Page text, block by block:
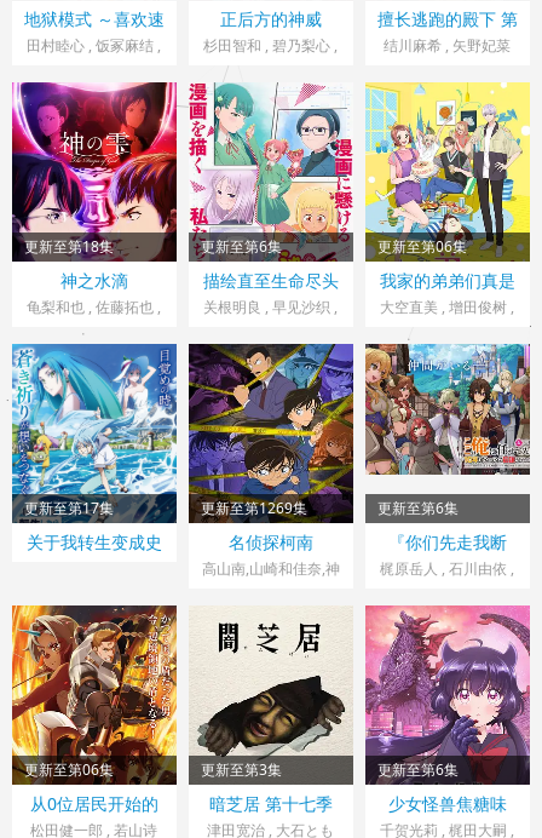
志 , 折笠富美子 , 白井
悠介 , 山下诚一郎 , 宫
小山茉美 , 山路和弘 ,
福原克己
日本> 日韩动漫
2026 导演：玉川真人
地狱模式 ～喜欢速
通游戏的玩家在废
第二季
田村睦心 , 饭冢麻结 ,
石川英郎 , 大原沙耶
香 , 小市真琴 , 杉田智
和 , 千叶翔也 , 三宅麻
理惠 , 大塚明夫 , 宫本
崇弘 , 樱井孝宏
日本> 日韩动漫
2026 导演：根岸弘
正后方的神威
杉田智和 , 碧乃梨心 ,
市道真央 , 相坂优歌 ,
井泽诗织
日本> 日韩动漫
2026 导演：山崎雄太
擅长逃跑的殿下 第
二季
结川麻希 , 矢野妃菜
弓 , 悠木碧 , 户谷菊之
介 , 中村悠一 , 小西克
幸
更新至第18集
日本> 日韩动漫
2026 导演：糸曾贤志
神之水滴
龟梨和也 , 佐藤拓也 ,
内田真礼 , 甲斐田裕
子 , 藤真秀 , 渡边美佐
, 内田夕夜 , 浦山迅 ,
银河万丈
更新至第6集
日本> 日韩动漫
2026 导演：赤城博昭
描绘直至生命尽头
关根明良 , 早见沙织 ,
日高范子 , 种崎敦美 ,
野上尤加奈 , 井上喜
久子
更新至第06集
日本> 日韩动漫
2026 导演：难波日登
我家的弟弟们真是
让您费心了
大空直美 , 增田俊树 ,
八代拓 , 小野贤章 , 寺
泽百花 , 小野大辅 , 远
藤绫
更新至第17集
日本> 日韩动漫
关于我转生变成史
更新至第1269集
日本> 日韩动漫
1996 导演：儿玉兼
人,于地纮仁
名侦探柯南
高山南,山崎和佳奈,神
美,山口胜平,田中秀
幸,岛本须美,绪方贤
一,堀川亮,松井菜樱
子,宫村优子,岩居由希
子,大谷育江,高木涉,
高岛雅罗,堀之纪,立木
文彦,小山茉美,三石琴
乃,置鲇龙太郎,日高法
更新至第6集
日本> 日韩动漫
2026 导演：神户洋行
『你们先走我断
后』，于是10年后
梶原岳人 , 石川由依 ,
小坂井祐莉绘 , 森川
智之 , 小山刚志 , 丸冈
和佳奈 , 照井悠希 , 宫
咲明里 , 花井美春 , 木
下铃奈
更新至第06集
日本> 日韩动漫
2026 导演：今泉贤一
从0位居民开始的
边境领主大人
松田健一郎 , 若山诗
更新至第3集
日本> 日韩动漫
2026 导演：船田晃
暗芝居 第十七季
津田宽治 , 大石とも
更新至第6集
日本> 日韩动漫
2026 导演：大峰辉之
少女怪兽焦糖味
千贺光莉 , 梶田大嗣 ,